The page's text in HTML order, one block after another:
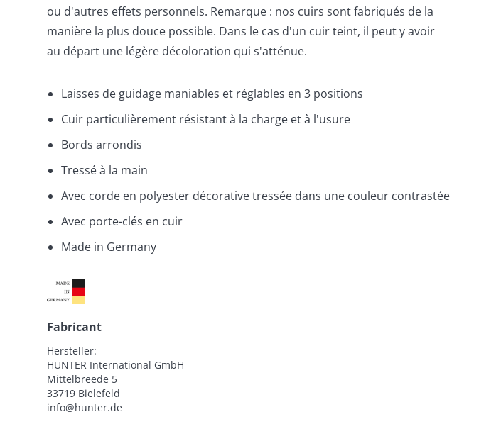
ou d'autres effets personnels. Remarque : nos cuirs sont fabriqués de la
manière la plus douce possible. Dans le cas d'un cuir teint, il peut y avoir
au départ une légère décoloration qui s'atténue.
Laisses de guidage maniables et réglables en 3 positions
Cuir particulièrement résistant à la charge et à l'usure
Bords arrondis
Tressé à la main
Avec corde en polyester décorative tressée dans une couleur contrastée
Avec porte-clés en cuir
Made in Germany
Fabricant
Hersteller:
HUNTER International GmbH
Mittelbreede 5
33719 Bielefeld
info@hunter.de